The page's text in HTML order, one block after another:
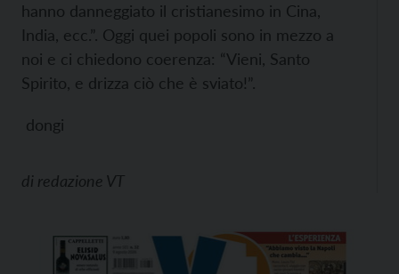
hanno danneggiato il cristianesimo in Cina,
India, ecc.”. Oggi quei popoli sono in mezzo a
noi e ci chiedono coerenza: “Vieni, Santo
Spirito, e drizza ciò che è sviato!”.
dongi
di redazione VT